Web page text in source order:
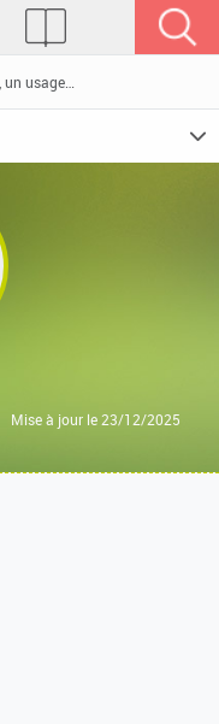
Mise à jour le 23/12/2025